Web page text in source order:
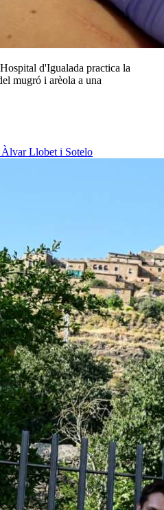
d'Igualada practica la
mugró i arèola a una
Àlvar Llobet i Sotelo